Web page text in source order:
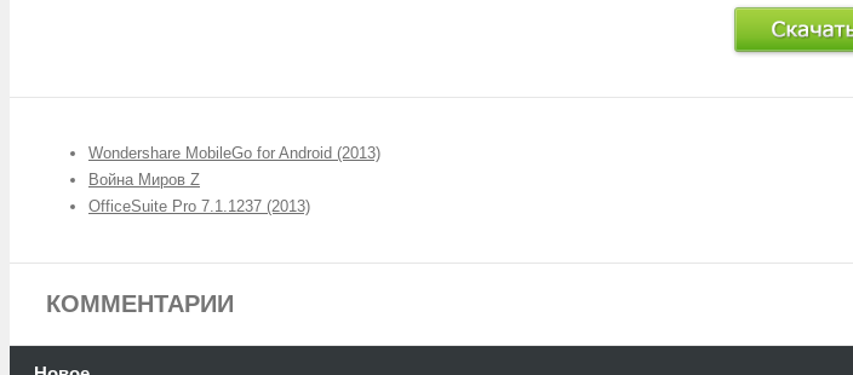
Wondershare MobileGo for Android (2013)
Война Миров Z
OfficeSuite Pro 7.1.1237 (2013)
КОММЕНТАРИИ